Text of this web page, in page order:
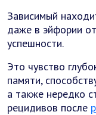
Зависимый
даже в эйфории
успешности.
Это чувство
памяти,
а также нередко
рецидивов после